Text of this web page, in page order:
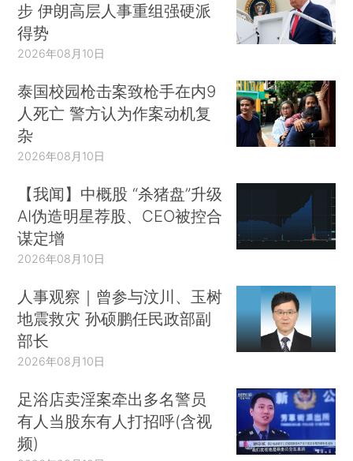
步 伊朗高层人事重组强硬派
得势
2026年08月10日
泰国校园枪击案致枪手在内9
人死亡 警方认为作案动机复
杂
2026年08月10日
【我闻】中概股 “杀猪盘”升级
AI伪造明星荐股、CEO被控合
谋定增
2026年08月10日
人事观察｜曾参与汶川、玉树
地震救灾 孙硕鹏任民政部副
部长
2026年08月10日
足浴店卖淫案牵出多名警员
有人当股东有人打招呼(含视
频)